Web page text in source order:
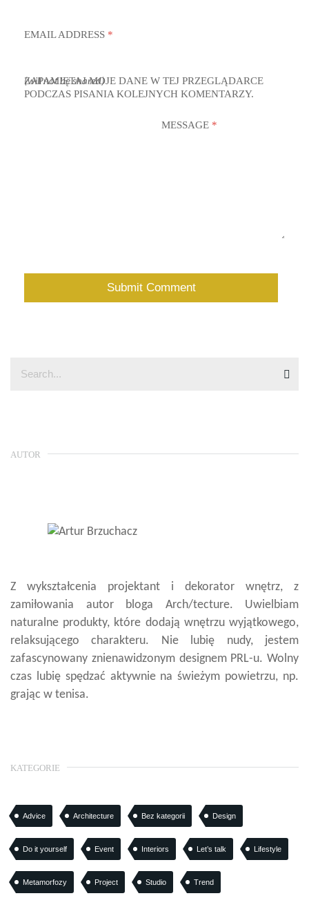
EMAIL ADDRESS *
(will not be shared)
ZAPAMIĘTAJ MOJE DANE W TEJ PRZEGLĄDARCE
PODCZAS PISANIA KOLEJNYCH KOMENTARZY.
MESSAGE *
AUTOR
Z wykształcenia projektant i dekorator wnętrz, z
zamiłowania autor bloga Arch/tecture. Uwielbiam
naturalne produkty, które dodają wnętrzu wyjątkowego,
relaksującego charakteru. Nie lubię nudy, jestem
zafascynowany znienawidzonym designem PRL-u. Wolny
czas lubię spędzać aktywnie na świeżym powietrzu, np.
grając w tenisa.
KATEGORIE
Advice Architecture Bez kategorii Design
Do it yourself Event Interiors Let’s talk Lifestyle
Metamorfozy Project Studio Trend